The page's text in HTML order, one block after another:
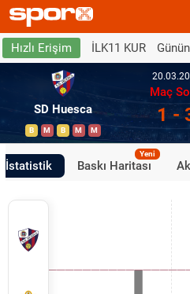
Hızlı Erişim İLK11 KUR
SD Huesca
B M B M M
Maç
1 -
İstatistik Baskı Haritası
Yeni